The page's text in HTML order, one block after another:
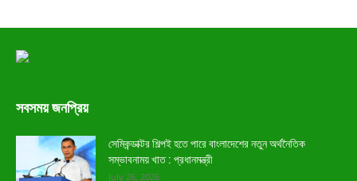
সবসময় জনপ্রিয়
সেমিকন্ডাক্টর শিল্পই হতে পারে বাংলাদেশের নতুন অর্থনৈতিক
সম্ভাবনাময় খাত : প্রধানমন্ত্রী
July 26, 2026